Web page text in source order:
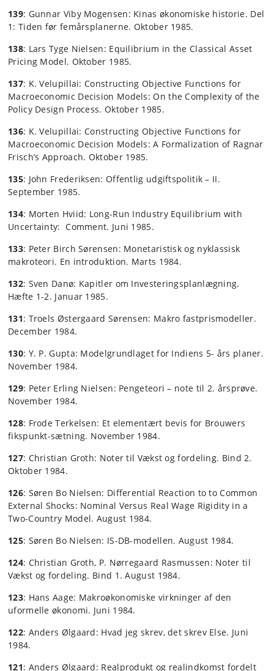
139: Gunnar Viby Mogensen: Kinas økonomiske historie. Del
1: Tiden før femårsplanerne. Oktober 1985.
138: Lars Tyge Nielsen: Equilibrium in the Classical Asset
Pricing Model. Oktober 1985.
137: K. Velupillai: Constructing Objective Functions for
Macroeconomic Decision Models: On the Complexity of the
Policy Design Process. Oktober 1985.
136: K. Velupillai: Constructing Objective Functions for
Macroeconomic Decision Models: A Formalization of Ragnar
Frisch’s Approach. Oktober 1985.
135: John Frederiksen: Offentlig udgiftspolitik – II.
September 1985.
134: Morten Hviid: Long-Run Industry Equilibrium with
Uncertainty: Comment. Juni 1985.
133: Peter Birch Sørensen: Monetaristisk og nyklassisk
makroteori. En introduktion. Marts 1984.
132: Sven Danø: Kapitler om Investeringsplanlægning.
Hæfte 1-2. Januar 1985.
131: Troels Østergaard Sørensen: Makro fastprismodeller.
December 1984.
130: Y. P. Gupta: Modelgrundlaget for Indiens 5- års planer.
November 1984.
129: Peter Erling Nielsen: Pengeteori – note til 2. årsprøve.
November 1984.
128: Frode Terkelsen: Et elementært bevis for Brouwers
fikspunkt-sætning. November 1984.
127: Christian Groth: Noter til Vækst og fordeling. Bind 2.
Oktober 1984.
126: Søren Bo Nielsen: Differential Reaction to to Common
External Shocks: Nominal Versus Real Wage Rigidity in a
Two-Country Model. August 1984.
125: Søren Bo Nielsen: IS-DB-modellen. August 1984.
124: Christian Groth, P. Nørregaard Rasmussen: Noter til
Vækst og fordeling. Bind 1. August 1984.
123: Hans Aage: Makroøkonomiske virkninger af den
uformelle økonomi. Juni 1984.
122: Anders Ølgaard: Hvad jeg skrev, det skrev Else. Juni
1984.
121: Anders Ølgaard: Realprodukt og realindkomst fordelt